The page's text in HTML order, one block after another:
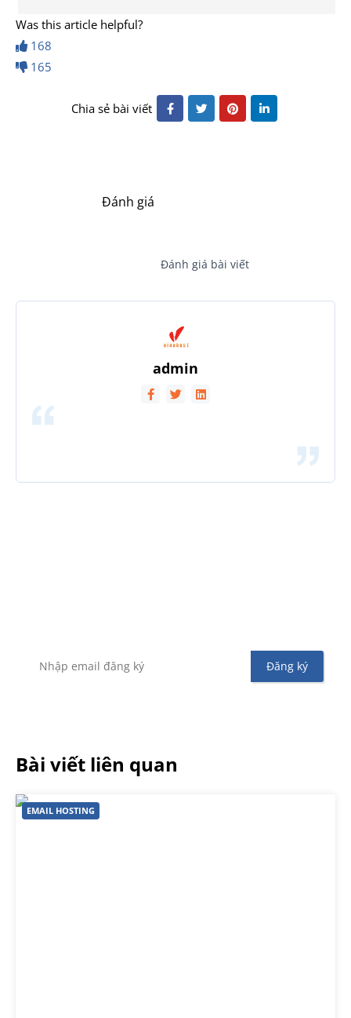
Was this article helpful?
168
165
Chia sẻ bài viết
Đánh giá
Đánh giá bài viết
admin
Bài viết liên quan
EMAIL HOSTING